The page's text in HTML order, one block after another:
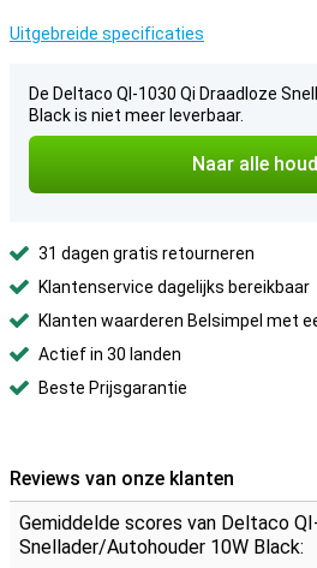
Uitgebreide specificaties
De Deltaco QI-1030 Qi Draadloze
Black is niet meer leverbaar.
Naar alle
31 dagen gratis retourneren
Klantenservice dagelijks bereikbaar
Klanten waarderen Belsimpel met
Actief in 30 landen
Beste Prijsgarantie
Reviews van onze klanten
Gemiddelde scores van Deltaco
Snellader/Autohouder 10W Black: